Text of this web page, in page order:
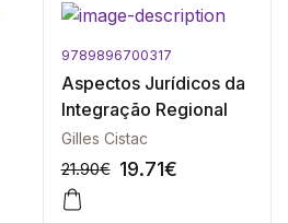
9789896700317
Aspectos Jurídicos da
Integração Regional
Gilles Cistac
21.90€ 19.71€